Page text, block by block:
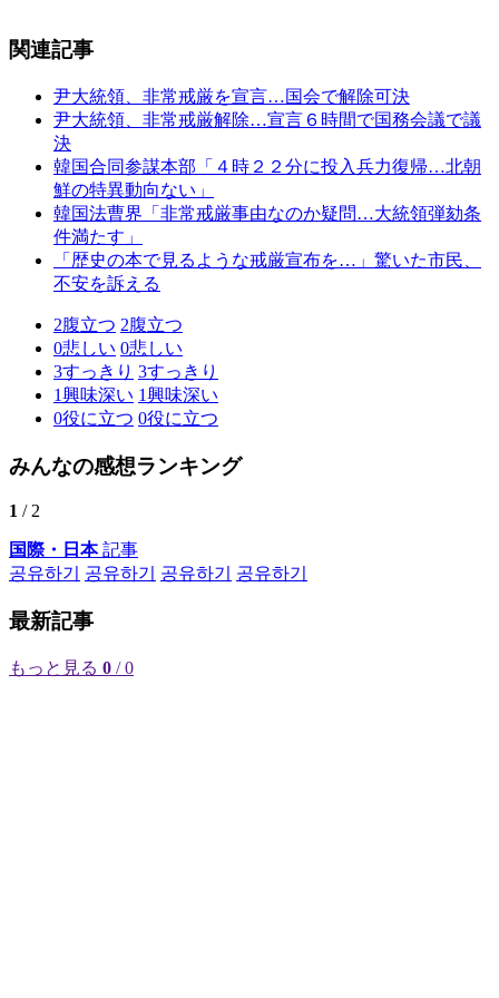
関連記事
尹大統領、非常戒厳を宣言…国会で解除可決
尹大統領、非常戒厳解除…宣言６時間で国務会議で議
決
韓国合同参謀本部「４時２２分に投入兵力復帰…北朝
鮮の特異動向ない」
韓国法曹界「非常戒厳事由なのか疑問…大統領弾劾条
件満たす」
「歴史の本で見るような戒厳宣布を…」驚いた市民、
不安を訴える
2腹立つ 2腹立つ
0悲しい 0悲しい
3すっきり 3すっきり
1興味深い 1興味深い
0役に立つ 0役に立つ
みんなの感想ランキング
1 / 2
国際・日本記事
공유하기
공유하기 공유하기 공유하기
最新記事
もっと見る 0 / 0